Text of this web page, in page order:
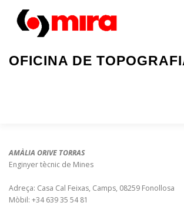
OFICINA DE
OBRES REALITZADES CONTACTE
AMÀLIA ORIVE TORRAS
Enginyer tècnic de Mines
Adreça: Casa Cal Feixas, Camps, 08259 Fonollosa
Mòbil: +34 639 35 54 81